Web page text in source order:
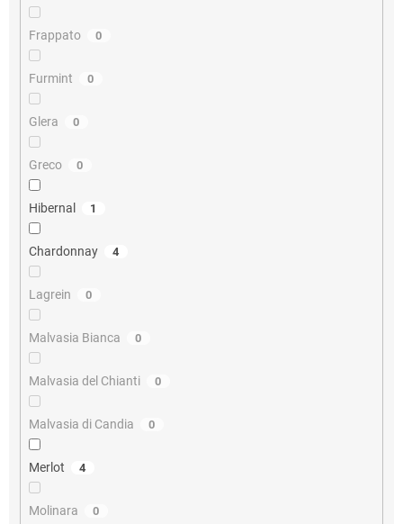
Frappato 0
Furmint 0
Glera 0
Greco 0
Hibernal 1
Chardonnay 4
Lagrein 0
Malvasia Bianca 0
Malvasia del Chianti 0
Malvasia di Candia 0
Merlot 4
Molinara 0